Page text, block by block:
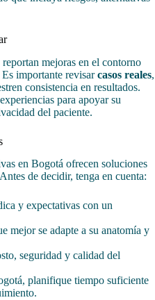
mejoras en el contorno
importante revisarcasos reales,
consistencia en resultados.
para apoyar su
del paciente.
en Bogotá ofrecen soluciones
de decidir, tenga en cuenta:
y expectativas con un
mejor se adapte a su anatomía y
seguridad y calidad del
planifique tiempo suficiente